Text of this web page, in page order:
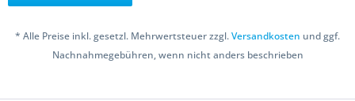
* Alle Preise inkl. gesetzl. Mehrwertsteuer zzgl.Versandkosten und ggf.
Nachnahmegebühren, wenn nicht anders beschrieben